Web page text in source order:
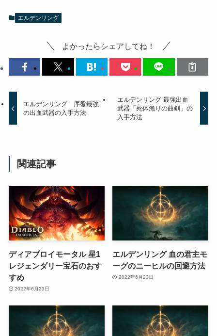
エルデンリング
よかったらシェアしてね！
エルデンリング 序盤最強
の出血武器の入手方法
エルデンリング 最強出血
武器「死体漁りの曲剣」の
入手方法
関連記事
ディアブロイモータル 星1
レジェンダリー宝石のおす
すめ
2022年6月23日
エルデンリング 血の君主モ
ーグのニーヒルの回避方法
2022年6月23日